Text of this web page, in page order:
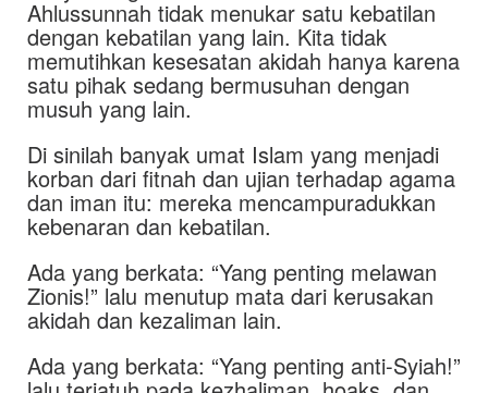
Ahlussunnah tidak menukar satu kebatilan
dengan kebatilan yang lain. Kita tidak
memutihkan kesesatan akidah hanya karena
satu pihak sedang bermusuhan dengan
musuh yang lain.
Di sinilah banyak umat Islam yang menjadi
korban dari fitnah dan ujian terhadap agama
dan iman itu: mereka mencampuradukkan
kebenaran dan kebatilan.
Ada yang berkata: “Yang penting melawan
Zionis!” lalu menutup mata dari kerusakan
akidah dan kezaliman lain.
Ada yang berkata: “Yang penting anti-Syiah!”